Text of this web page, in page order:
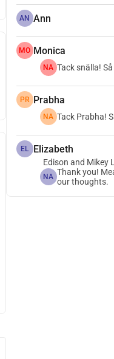
AN Ann
MO Monica
NA Tack snälla!
PR Prabha
NA Tack Prabha!
EL Elizabeth
Edison and Mikey
NA Thank you!
our thoughts.